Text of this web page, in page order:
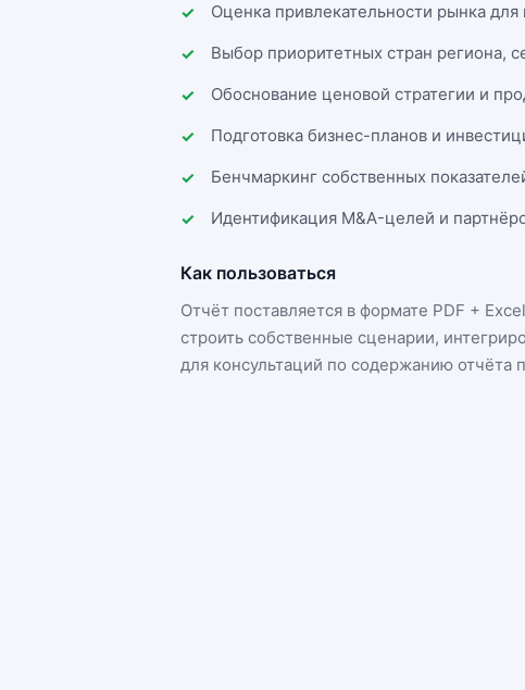
Оценка привлекательности рынка
Выбор приоритетных стран региона,
Обоснование ценовой стратегии и
Подготовка бизнес-планов и
Бенчмаркинг собственных
Идентификация M&A-целей и
Как пользоваться
Отчёт поставляется в формате PDF + Excel
строить собственные сценарии,
для консультаций по содержанию отчёта